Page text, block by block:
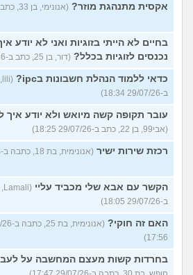
אקסית מתנהגת מוזר? (אנונימי, בן 33, כתב ב-03/08/26 15:14)
בחיים לא הייתי בזוגיות ואני לא יודע
נכנסים לזוגיות בכלל? (דור, בן 25, כתב ב-29/07/26 18:43)
כדאי ללמוד הנהלת חשבונות בipc?
ב-29/07/26 18:34)
עובר תקופה קשה מיואש ולא יודע
(אבי99, בן 22, כתב ב-29/07/26 18:25)
רכזת שירות ישיר (אנונימית, בת 18, כתבה ב-29/07/26 18:16)
הקשר עם אבא שלי מכביד עליי
ב-29/07/26 18:05)
האם זה חוקי?
17:56)
בחרדות קשות מעצם המחשבה על